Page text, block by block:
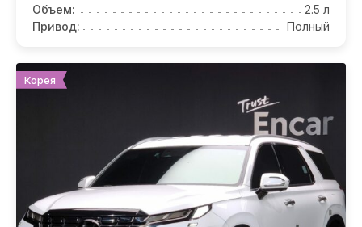
Объем:
2.5 л
Привод:
Полный
Корея